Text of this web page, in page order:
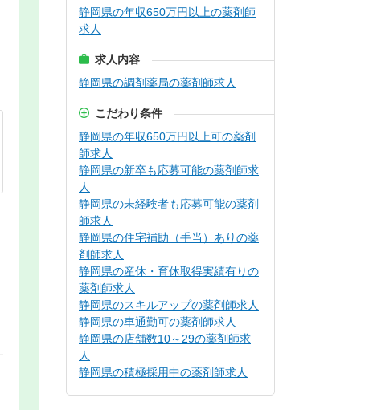
静岡県の年収650万円以上の薬剤師
求人
求人内容
静岡県の調剤薬局の薬剤師求人
こだわり条件
静岡県の年収650万円以上可の薬剤
師求人
静岡県の新卒も応募可能の薬剤師求
人
静岡県の未経験者も応募可能の薬剤
師求人
静岡県の住宅補助（手当）ありの薬
剤師求人
静岡県の産休・育休取得実績有りの
薬剤師求人
静岡県のスキルアップの薬剤師求人
静岡県の車通勤可の薬剤師求人
静岡県の店舗数10～29の薬剤師求
人
静岡県の積極採用中の薬剤師求人